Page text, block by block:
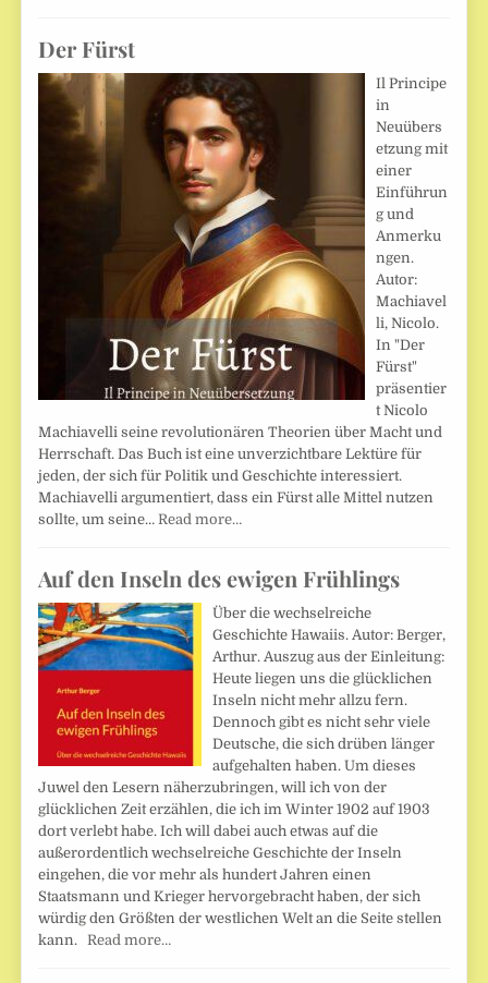
Der Fürst
Il Principe
in
Neuübers
etzung mit
einer
Einführun
g und
Anmerku
ngen.
Autor:
Machiavel
li, Nicolo.
In "Der
Fürst"
präsentier
t Nicolo
Machiavelli seine revolutionären Theorien über Macht und
Herrschaft. Das Buch ist eine unverzichtbare Lektüre für
jeden, der sich für Politik und Geschichte interessiert.
Machiavelli argumentiert, dass ein Fürst alle Mittel nutzen
sollte, um seine…Read more…
Auf den Inseln des ewigen Frühlings
Über die wechselreiche
Geschichte Hawaiis. Autor: Berger,
Arthur. Auszug aus der Einleitung:
Heute liegen uns die glücklichen
Inseln nicht mehr allzu fern.
Dennoch gibt es nicht sehr viele
Deutsche, die sich drüben länger
aufgehalten haben. Um dieses
Juwel den Lesern näherzubringen, will ich von der
glücklichen Zeit erzählen, die ich im Winter 1902 auf 1903
dort verlebt habe. Ich will dabei auch etwas auf die
außerordentlich wechselreiche Geschichte der Inseln
eingehen, die vor mehr als hundert Jahren einen
Staatsmann und Krieger hervorgebracht haben, der sich
würdig den Größten der westlichen Welt an die Seite stellen
kann.Read more…